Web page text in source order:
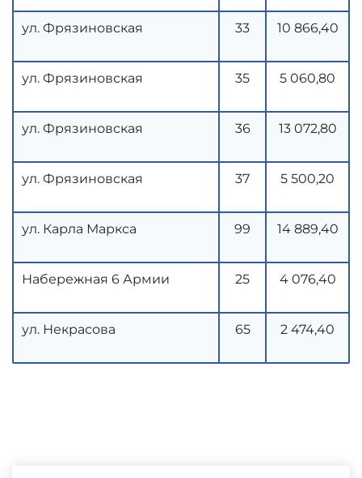
ул. Фрязиновская 33 10 866,40
ул. Фрязиновская 35 5 060,80
ул. Фрязиновская 36 13 072,80
ул. Фрязиновская 37 5 500,20
ул. Карла Маркса 99 14 889,40
Набережная 6 Армии 25 4 076,40
ул. Некрасова 65 2 474,40